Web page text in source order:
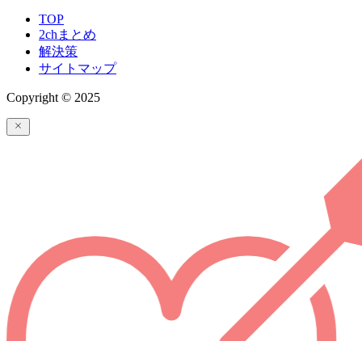
TOP
2chまとめ
解決策
サイトマップ
Copyright © 2025